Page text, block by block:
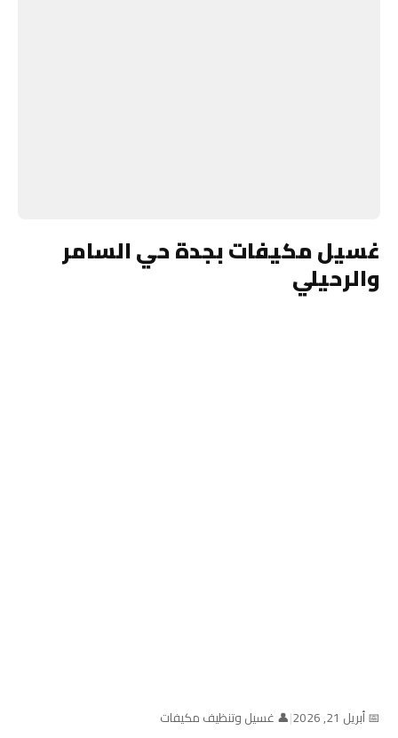
غسيل مكيفات بجدة حي السامر
والرحيلي
📅 أبريل 21, 2026 |👤 غسيل وتنظيف مكيفات